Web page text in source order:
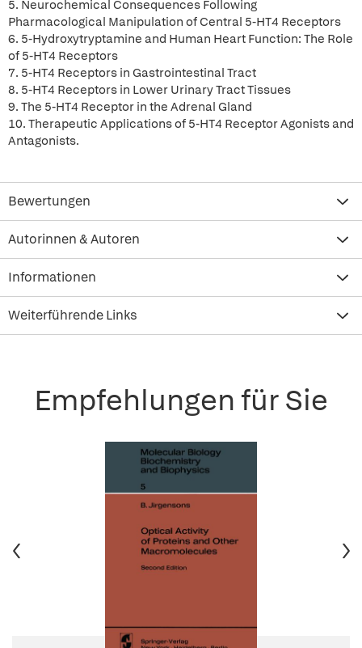
5. Neurochemical Consequences Following
Pharmacological Manipulation of Central 5-HT4 Receptors
6. 5-Hydroxytryptamine and Human Heart Function: The Role
of 5-HT4 Receptors
7. 5-HT4 Receptors in Gastrointestinal Tract
8. 5-HT4 Receptors in Lower Urinary Tract Tissues
9. The 5-HT4 Receptor in the Adrenal Gland
10. Therapeutic Applications of 5-HT4 Receptor Agonists and
Antagonists.
Bewertungen
Autorinnen & Autoren
Informationen
Weiterführende Links
Empfehlungen für Sie